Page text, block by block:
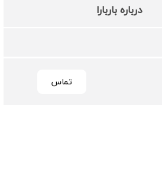
درباره باربارا
تماس